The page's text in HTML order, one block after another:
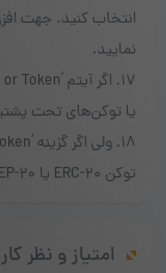
نمایید.
یا توکن‌های تحت
توکن ERC-20 یا BEP-20 را به‌صورت دستی وارد کنید.
امتیاز و نظر